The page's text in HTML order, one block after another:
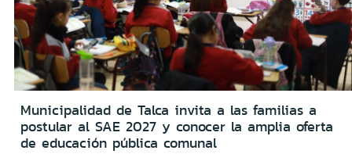
Municipalidad de Talca invita a las familias a
postular al SAE 2027 y conocer la amplia oferta
de educación pública comunal